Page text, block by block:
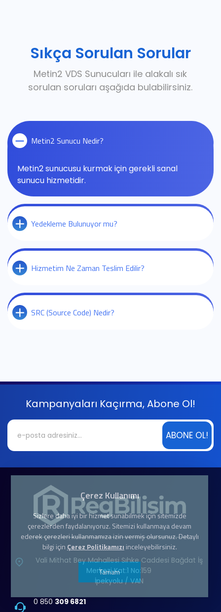
Sıkça Sorulan Sorular
Metin2 VDS Sunucuları ile alakalı sık
sorulan soruları aşağıda bulabilirsiniz.
Metin2 Sunucu Nedir?
Metin2 sunucusu kurmak için gerekli sanal
sunucu hizmetidir.
Yedekleme Bulunuyor mu?
Hizmetim Ne Zaman Teslim Edilir?
SRC (Source Code) Nedir?
Kampanyaları Kaçırma, Abone Ol!
ABONE OL!
Vali Mithat Bey Mahallesi Sıhke Caddesi Bağdat İş
Merkezi Kat:1 No:159
İpekyolu / VAN
0 850 309 6821
Çerez Kullanımı
Sizlere daha iyi bir hizmet sunabilmek için sitemizde
çerezlerden faydalanıyoruz. Sitemizi kullanmaya devam
ederek çerezleri kullanmamıza izin vermiş olursunuz. Detaylı
bilgi için Çerez Politikamızı inceleyebilirsiniz.
Tamam